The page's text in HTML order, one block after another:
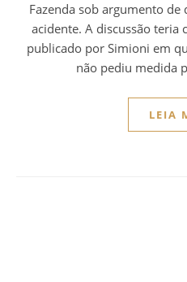
Fazenda sob argumento
acidente. A discussão teria
publicado por Simioni em
não pediu medida
LEIA